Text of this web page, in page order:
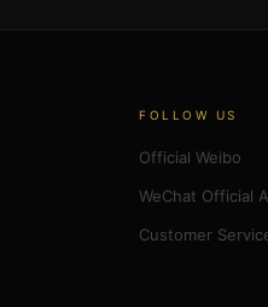
FOLLOW US
Official Weibo
WeChat Official
Customer